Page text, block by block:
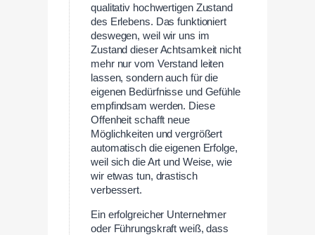
qualitativ hochwertigen Zustand
des Erlebens. Das funktioniert
deswegen, weil wir uns im
Zustand dieser Achtsamkeit nicht
mehr nur vom Verstand leiten
lassen, sondern auch für die
eigenen Bedürfnisse und Gefühle
empfindsam werden. Diese
Offenheit schafft neue
Möglichkeiten und vergrößert
automatisch die eigenen Erfolge,
weil sich die Art und Weise, wie
wir etwas tun, drastisch
verbessert.
Ein erfolgreicher Unternehmer
oder Führungskraft weiß, dass